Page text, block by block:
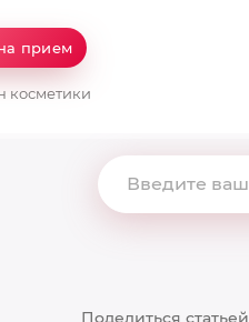
прием
косметики
Поделиться статьей